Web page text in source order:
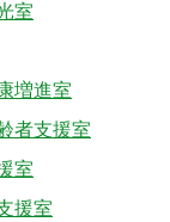
室
増進室
者支援室
室
援室